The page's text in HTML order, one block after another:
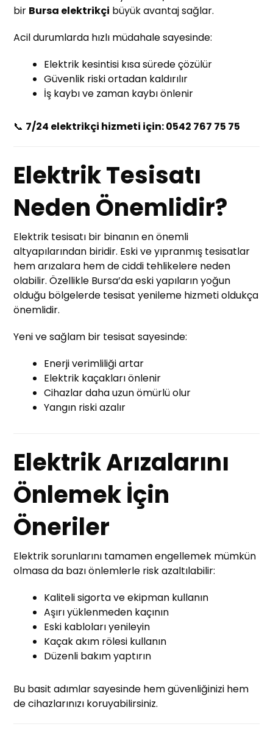
bir Bursa elektrikçi büyük avantaj sağlar.
Acil durumlarda hızlı müdahale sayesinde:
Elektrik kesintisi kısa sürede çözülür
Güvenlik riski ortadan kaldırılır
İş kaybı ve zaman kaybı önlenir
📞 7/24 elektrikçi hizmeti için: 0542 767 75 75
Elektrik Tesisatı
Neden Önemlidir?
Elektrik tesisatı bir binanın en önemli
altyapılarından biridir. Eski ve yıpranmış tesisatlar
hem arızalara hem de ciddi tehlikelere neden
olabilir. Özellikle Bursa’da eski yapıların yoğun
olduğu bölgelerde tesisat yenileme hizmeti oldukça
önemlidir.
Yeni ve sağlam bir tesisat sayesinde:
Enerji verimliliği artar
Elektrik kaçakları önlenir
Cihazlar daha uzun ömürlü olur
Yangın riski azalır
Elektrik Arızalarını
Önlemek İçin
Öneriler
Elektrik sorunlarını tamamen engellemek mümkün
olmasa da bazı önlemlerle risk azaltılabilir:
Kaliteli sigorta ve ekipman kullanın
Aşırı yüklenmeden kaçının
Eski kabloları yenileyin
Kaçak akım rölesi kullanın
Düzenli bakım yaptırın
Bu basit adımlar sayesinde hem güvenliğinizi hem
de cihazlarınızı koruyabilirsiniz.